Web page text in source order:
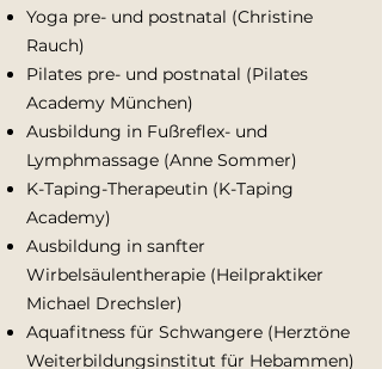
Yoga pre- und postnatal (Christine
Rauch)
Pilates pre- und postnatal (Pilates
Academy München)
Ausbildung in Fußreflex- und
Lymphmassage (Anne Sommer)
K-Taping-Therapeutin (K-Taping
Academy)
Ausbildung in sanfter
Wirbelsäulentherapie (Heilpraktiker
Michael Drechsler)
Aquafitness für Schwangere (Herztöne
Weiterbildungsinstitut für Hebammen)